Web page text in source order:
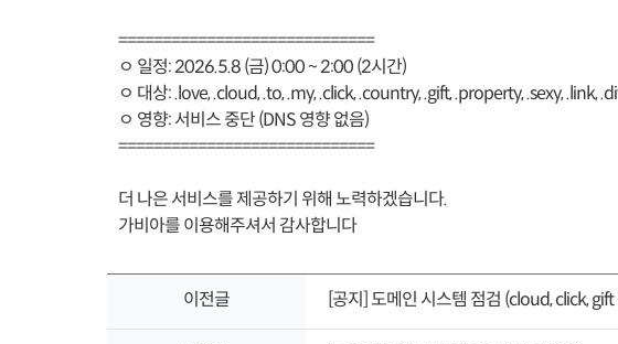
=============================
ㅇ 일정: 2026.5.8 (금) 0:00 ~ 2:00 (2시간)
ㅇ 대상: .love, .cloud, .to, .my, .click, .country, .gift, .property, .sexy, .link,
ㅇ 영향: 서비스 중단 (DNS 영향 없음)
=============================
더 나은 서비스를 제공하기 위해 노력하겠습니다.
가비아를 이용해주셔서 감사합니다
이전글 [공지] 도메인 시스템 점검 (cloud, click,